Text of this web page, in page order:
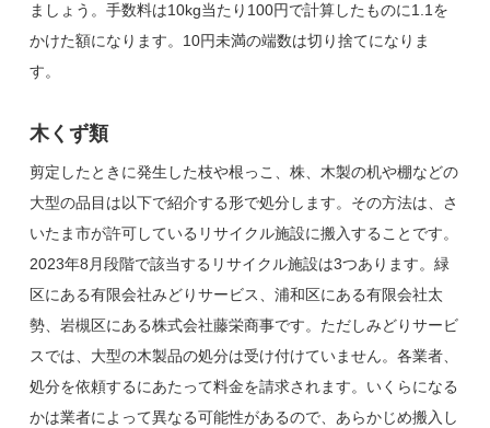
ましょう。手数料は10kg当たり100円で計算したものに1.1を
かけた額になります。10円未満の端数は切り捨てになりま
す。
木くず類
剪定したときに発生した枝や根っこ、株、木製の机や棚などの
大型の品目は以下で紹介する形で処分します。その方法は、さ
いたま市が許可しているリサイクル施設に搬入することです。
2023年8月段階で該当するリサイクル施設は3つあります。緑
区にある有限会社みどりサービス、浦和区にある有限会社太
勢、岩槻区にある株式会社藤栄商事です。ただしみどりサービ
スでは、大型の木製品の処分は受け付けていません。各業者、
処分を依頼するにあたって料金を請求されます。いくらになる
かは業者によって異なる可能性があるので、あらかじめ搬入し